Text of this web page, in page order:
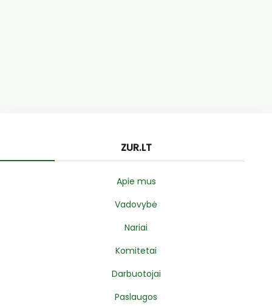
ZUR.LT
Apie mus
Vadovybė
Nariai
Komitetai
Darbuotojai
Paslaugos